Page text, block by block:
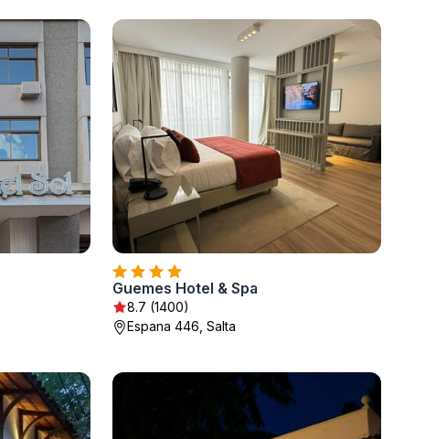
Guemes Hotel & Spa
8.7 (1400)
Espana 446, Salta